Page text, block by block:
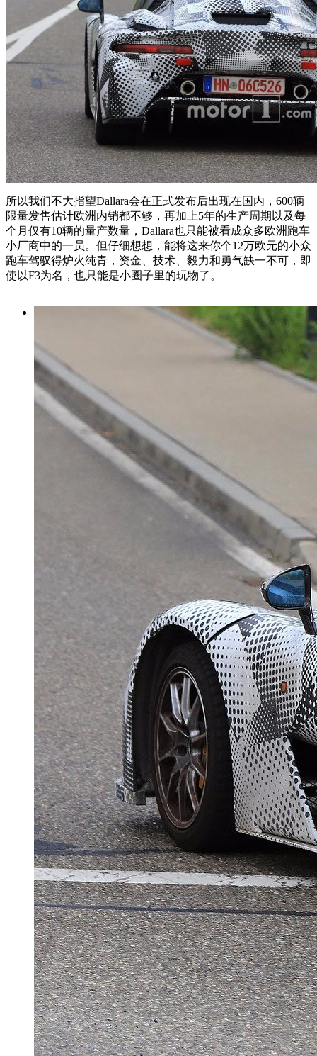
所以我们不大指望Dallara会在正式发布后出现在国内，600辆
限量发售估计欧洲内销都不够，再加上5年的生产周期以及每
个月仅有10辆的量产数量，Dallara也只能被看成众多欧洲跑车
小厂商中的一员。但仔细想想，能将这来你个12万欧元的小众
跑车驾驭得炉火纯青，资金、技术、毅力和勇气缺一不可，即
使以F3为名，也只能是小圈子里的玩物了。